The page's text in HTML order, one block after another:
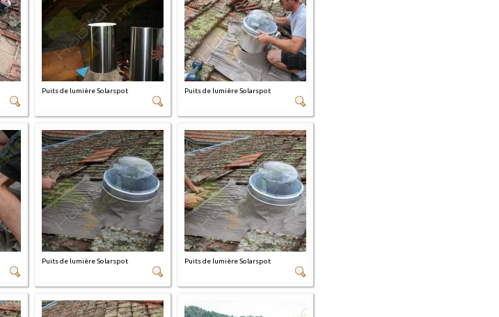
Puits de lumière Solarspot Puits de lumière Solarspot
Puits de lumière Solarspot Puits de lumière Solarspot